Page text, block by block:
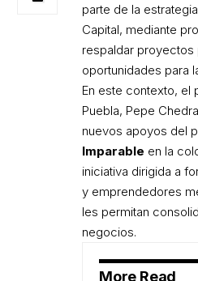
parte de la
Capital, mediante
respaldar
oportunidades para
En este contexto, el
Puebla, Pepe
nuevos apoyos del
Imparable en la
iniciativa dirigida a
y emprendedores
les permitan
negocios.
More Read